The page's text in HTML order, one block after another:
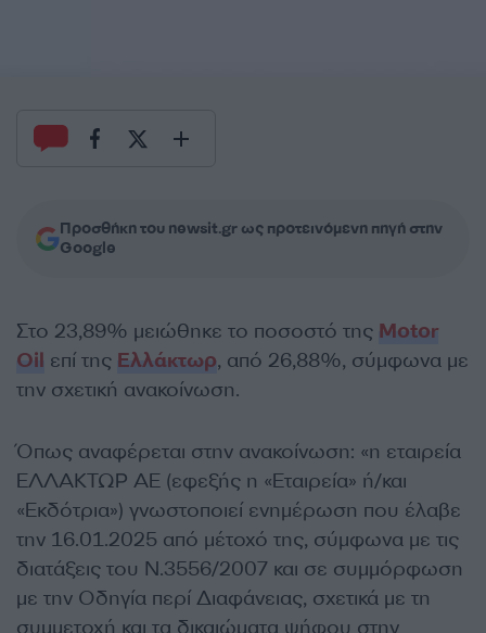
Προσθήκη του newsit.gr ως προτεινόμενη πηγή στην
Google
Στο 23,89% μειώθηκε το ποσοστό της Motor
Oil επί της Ελλάκτωρ, από 26,88%, σύμφωνα με
την σχετική ανακοίνωση.
Όπως αναφέρεται στην ανακοίνωση: «η εταιρεία
ΕΛΛΑΚΤΩΡ ΑΕ (εφεξής η «Εταιρεία» ή/και
«Εκδότρια») γνωστοποιεί ενημέρωση που έλαβε
την 16.01.2025 από μέτοχό της, σύμφωνα με τις
διατάξεις του Ν.3556/2007 και σε συμμόρφωση
με την Οδηγία περί Διαφάνειας, σχετικά με τη
συμμετοχή και τα δικαιώματα ψήφου στην